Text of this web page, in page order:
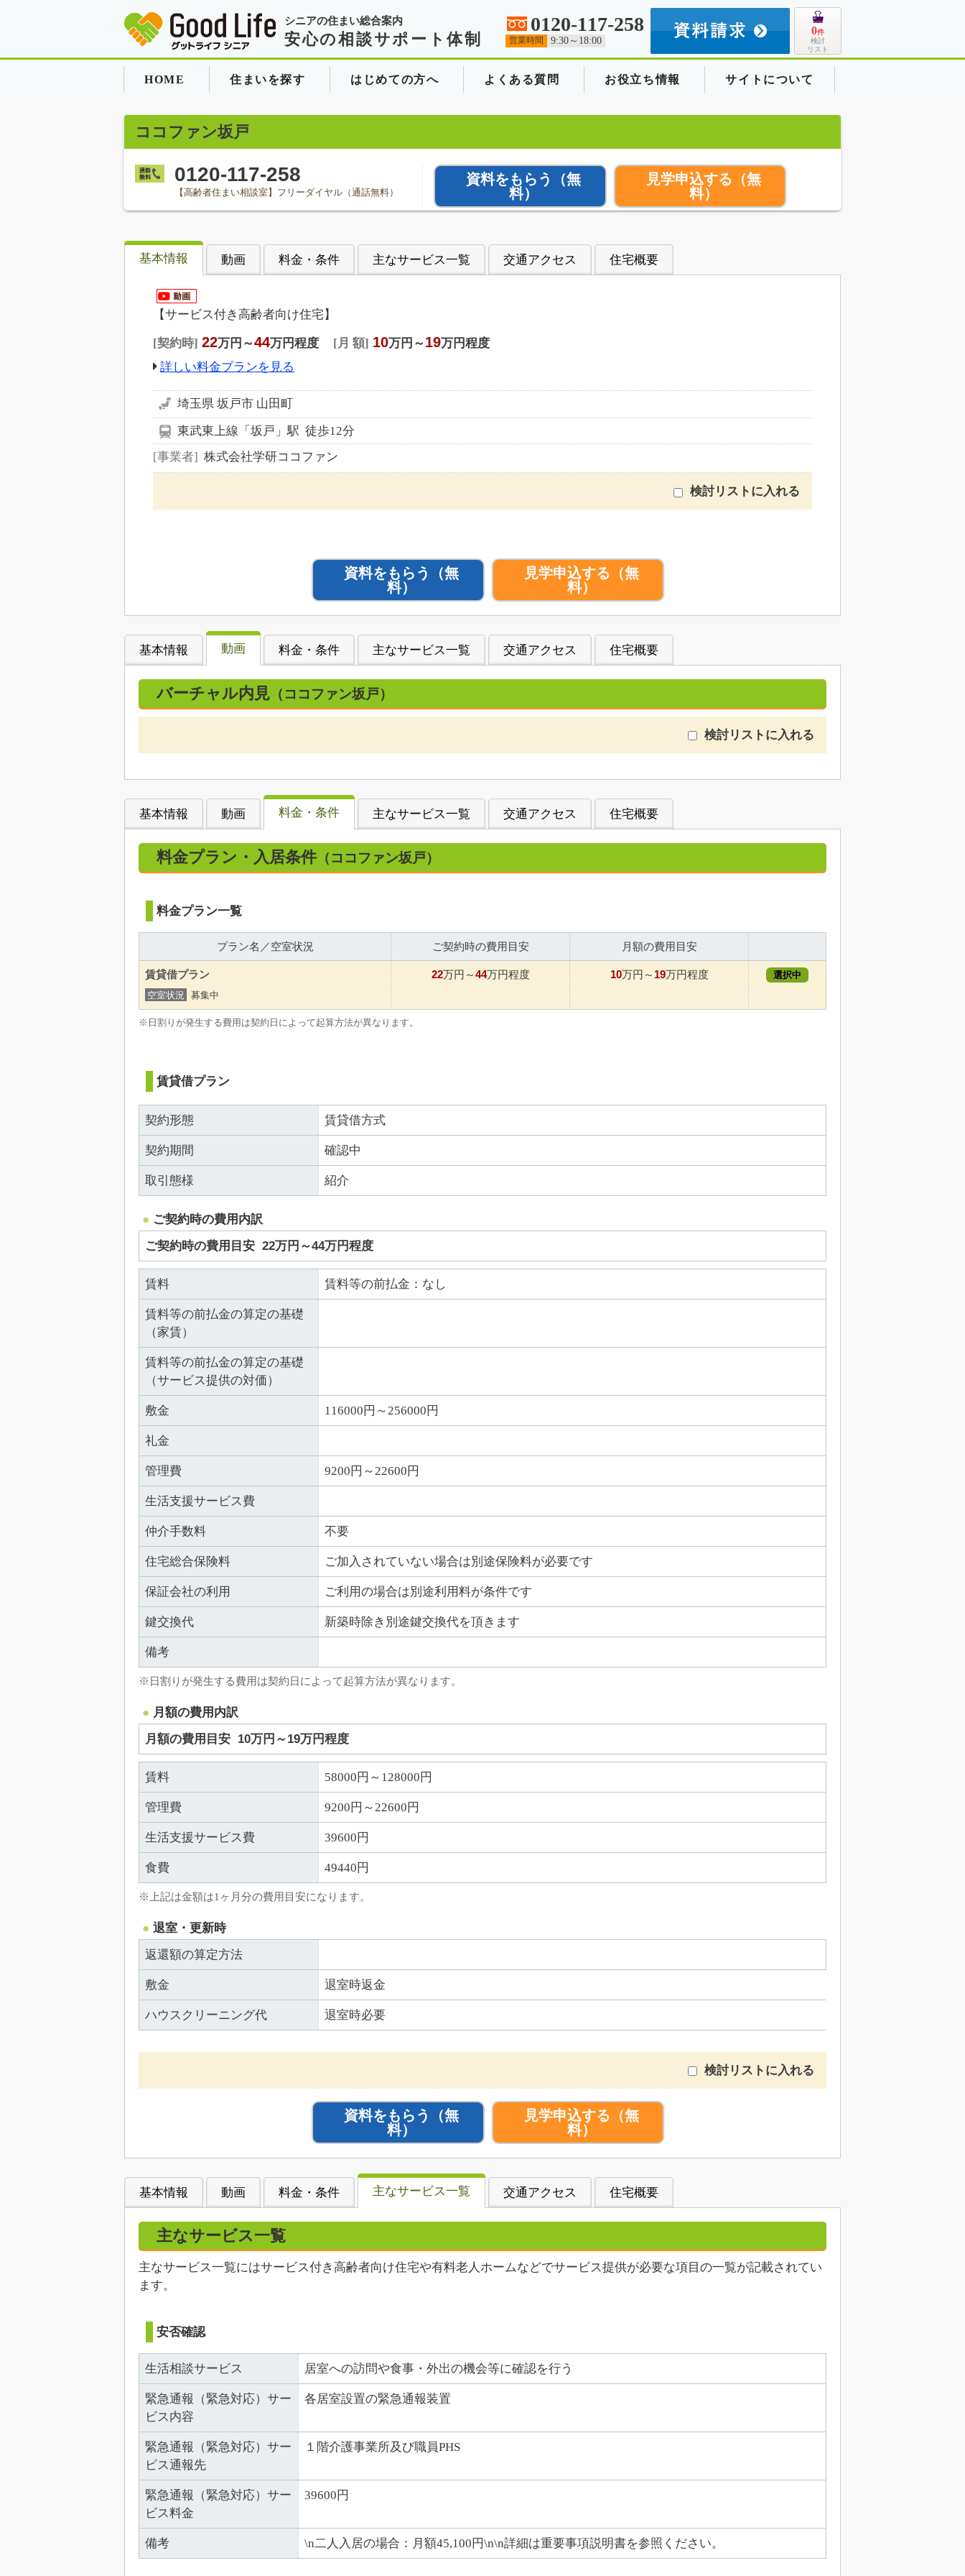
シニアの住まい総合案内
安心の相談サポート体制
0120-117-258
営業時間 9:30～18:00
0件
検討
リスト
HOME 住まいを探す はじめての方へ よくある質問 お役立ち情報 サイトについて
ココファン坂戸
0120-117-258
【高齢者住まい相談室】フリーダイヤル（通話無料）
資料をもらう
（無
料）
見学申込する （無
料）
基本情報 動画 料金・条件 主なサービス一覧 交通アクセス 住宅概要
【サービス付き高齢者向け住宅】
契約時 22万円～44万円程度 月 額 10万円～ 19万円程度
詳しい料金プランを見る
埼玉県 坂戸市 山田町
東武東上線「坂戸」駅 徒歩12分
事業者
株式会社学研ココファン
検討リストに入れる
資料をもらう
（無
料）
見学申込する （無
料）
基本情報 動画 料金・条件 主なサービス一覧 交通アクセス 住宅概要
バーチャル内見 （ココファン坂戸）
検討リストに入れる
基本情報 動画 料金・条件 主なサービス一覧 交通アクセス 住宅概要
料金プラン・入居条件 （ココファン坂戸）
料金プラン一覧
プラン名／空室状況 ご契約時の費用目安 月額の費用目安
賃貸借プラン
空室状況 募集中
22万円～44万円程度 10万円～ 19万円程度 選択中
※日割りが発生する費用は契約日によって起算方法が異なります。
賃貸借プラン
契約形態 賃貸借方式
契約期間 確認中
取引態様 紹介
ご契約時の費用内訳
ご契約時の費用目安 22万円～44万円程度
賃料 賃料等の前払金：なし
賃料等の前払金の算定の基礎
（家賃）
賃料等の前払金の算定の基礎
（サービス提供の対価）
敷金 116000円～256000円
礼金
管理費 9200円～22600円
生活支援サービス費
仲介手数料 不要
住宅総合保険料 ご加入されていない場合は別途保険料が必要です
保証会社の利用 ご利用の場合は別途利用料が条件です
鍵交換代 新築時除き別途鍵交換代を頂きます
備考
※日割りが発生する費用は契約日によって起算方法が異なります。
月額の費用内訳
月額の費用目安 10万円～19万円程度
賃料 58000円～128000円
管理費 9200円～22600円
生活支援サービス費 39600円
食費 49440円
※上記は金額は1ヶ月分の費用目安になります。
退室・更新時
返還額の算定方法
敷金 退室時返金
ハウスクリーニング代 退室時必要
検討リストに入れる
資料をもらう
（無
料）
見学申込する （無
料）
基本情報 動画 料金・条件 主なサービス一覧 交通アクセス 住宅概要
主なサービス一覧
主なサービス一覧にはサービス付き高齢者向け住宅や有料老人ホームなどでサービス提供が必要な項目の一覧が記載されてい
ます。
安否確認
生活相談サービス 居室への訪問や食事・外出の機会等に確認を行う
緊急通報（緊急対応）サー
ビス内容
各居室設置の緊急通報装置
緊急通報（緊急対応）サー
ビス通報先
１階介護事業所及び職員PHS
緊急通報（緊急対応）サー
ビス料金
39600円
備考 \n二人入居の場合：月額45,100円\n\n詳細は重要事項説明書を参照ください。